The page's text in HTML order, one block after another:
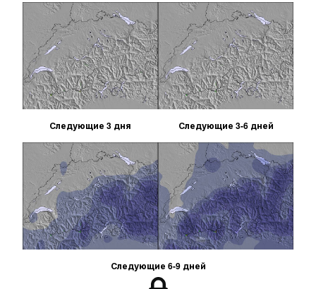
Следующие 3 дня Следующие 3-6 дней
Следующие 6-9 дней